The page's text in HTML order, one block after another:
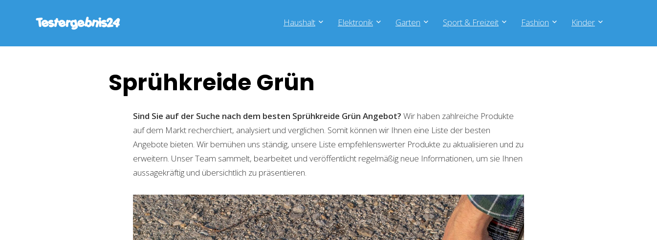
Haushalt Elektronik Garten Sport & Freizeit Fashion Kinder
Sprühkreide Grün
Sind Sie auf der Suche nach dem besten Sprühkreide Grün Angebot? Wir haben zahlreiche Produkte
auf dem Markt recherchiert, analysiert und verglichen. Somit können wir Ihnen eine Liste der besten
Angebote bieten. Wir bemühen uns ständig, unsere Liste empfehlenswerter Produkte zu aktualisieren und zu
erweitern. Unser Team sammelt, bearbeitet und veröffentlicht regelmäßig neue Informationen, um sie Ihnen
aussagekräftig und übersichtlich zu präsentieren.